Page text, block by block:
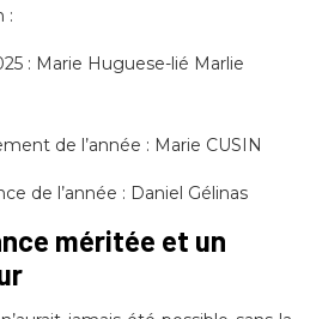
:
: Marie Huguese-lié Marlie
de l’année : Marie CUSIN
de l’année : Daniel Gélinas
méritée et un